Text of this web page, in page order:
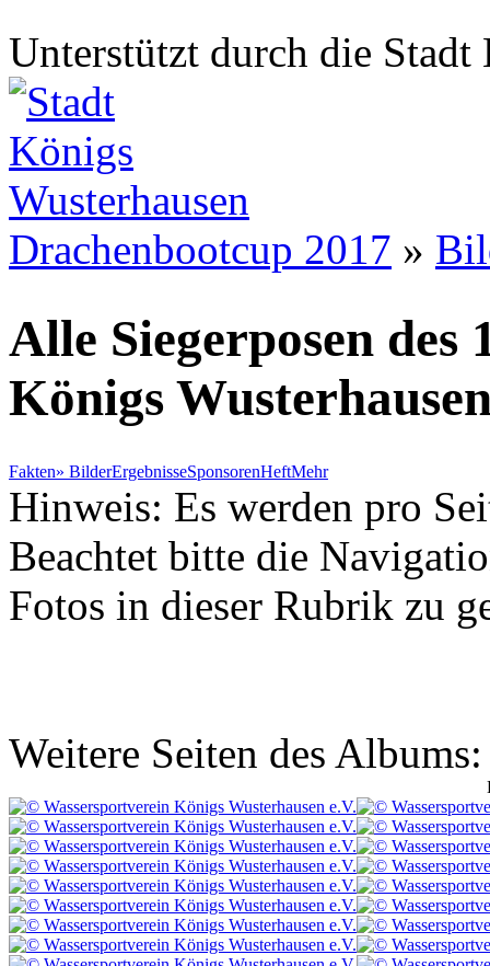
Unterstützt durch die Stadt
Drachenbootcup 2017 »
Alle Siegerposen des
Königs
Fakten» BilderErgebnisseSponsorenHeftMehr
Hinweis: Es werden pro
Beachtet bitte die
Fotos in dieser Rubrik zu
Weitere Seiten des Albums: